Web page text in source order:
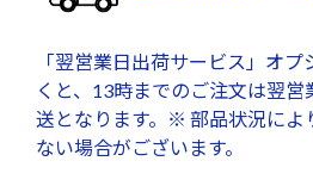
「翌営業日出荷サービス」オ
くと、13時までのご注文は翌
送となります。※ 部品状況によ
ない場合がございます。